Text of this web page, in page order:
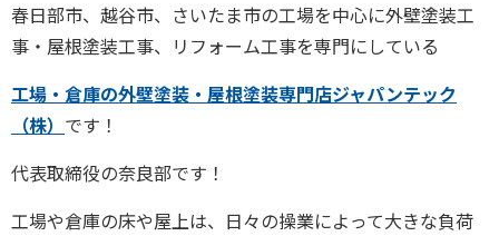
春日部市、越谷市、さいたま市の工場を中心に外壁塗装工
事・屋根塗装工事、リフォーム工事を専門にしている
工場・倉庫の外壁塗装・屋根塗装専門店ジャパンテック
（株） です！
代表取締役の奈良部です！
工場や倉庫の床や屋上は、日々の操業によって大きな負荷